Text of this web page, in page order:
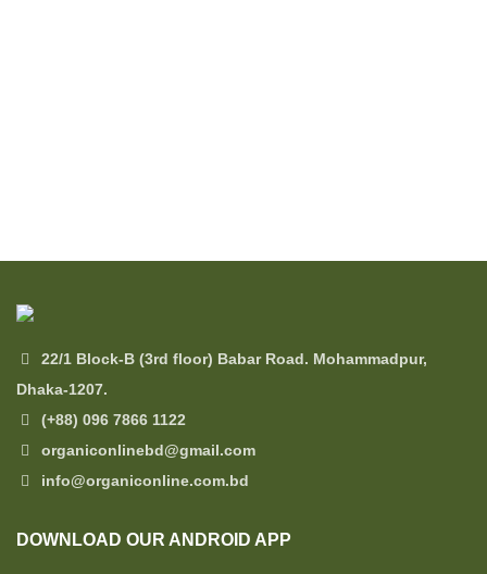
22/1 Block-B (3rd floor) Babar Road. Mohammadpur,
Dhaka-1207.
(+88) 096 7866 1122
organiconlinebd@gmail.com
info@organiconline.com.bd
DOWNLOAD OUR ANDROID APP